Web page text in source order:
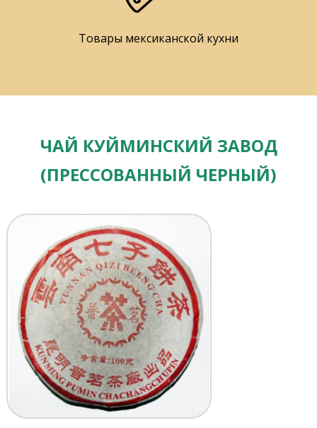
Товары мексиканской кухни
ЧАЙ КУЙМИНСКИЙ ЗАВОД
(ПРЕССОВАННЫЙ ЧЕРНЫЙ)